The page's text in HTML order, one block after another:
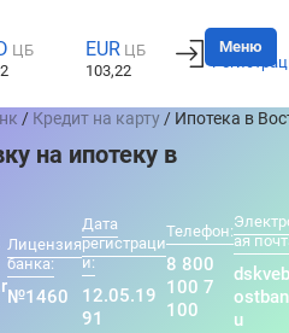
ЦБ
EUR ЦБ
103,22
Вход
Меню
/ Кредит на карту / Ипотека в
на ипотеку в
Лицензия
банка:
№1460
Дата
регистраци
и:
12.05.19
91
Телефон:
8 800
100 7
100
ая
u